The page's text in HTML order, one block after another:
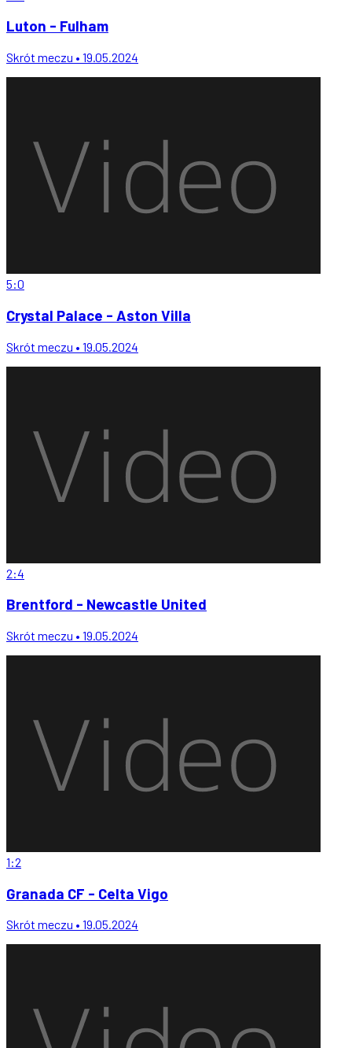
Luton - Fulham
Skrót meczu • 19.05.2024
5:0
Crystal Palace - Aston Villa
Skrót meczu • 19.05.2024
2:4
Brentford - Newcastle United
Skrót meczu • 19.05.2024
1:2
Granada CF - Celta Vigo
Skrót meczu • 19.05.2024